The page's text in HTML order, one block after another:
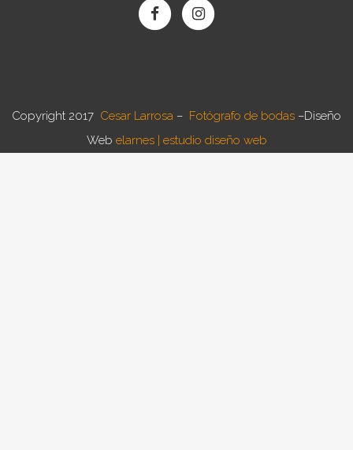
Copyright 2017 Cesar Larrosa – Fotógrafo de bodas –Diseño
Web elarnes | estudio diseño web